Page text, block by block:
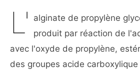
L'
alginate de propylène
produit par réaction de
avec l'oxyde de propylène,
des groupes acide